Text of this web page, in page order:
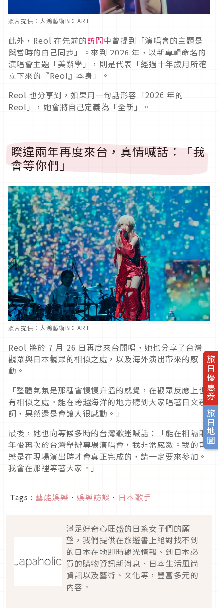
旅日優惠券
旅日地圖
照片提供：大鴻藝術BIG ART
此外，Reol 在先前的訪問中曾提到「演唱會的主題是
與當時的自己同步」。來到 2026 年，以新專輯命名的
演唱會主題「美辭學」，則是代表「經過十年歲月所確
立下來的『Reol』本身」。
Reol 也分享到，如果用一句話形容「2026 年的
Reol」，她會將自己定義為「全新」。
睽違兩年再度來台，真情喊話：「我
會等你們」
照片提供：大鴻藝術BIG ART
Reol 將於 7 月 26 日再度來台開唱，她也分享了台灣
觀眾與日本觀眾的相似之處，以及海外演出帶來的感
動。
「整體氣氛是那種會慢慢升溫的感覺，在觀眾反應上也
有相似之處。能在跨越海洋的地方聽到大家唱著日文歌
詞，果然還是會讓人很感動。」
最後，她也向等候多時的台灣歌迷喊話：「能在相隔兩
年後再次於台灣舉辦專場演唱會，我非常感激。我的音
樂是在現場演出時才會真正完成的，請一定要來參加。
我會在那裡等著大家。」
Tags : 藝能娛樂 、 娛樂訪談 、 日本歌手
滿足好奇心旺盛的日系女子們的願
望，我們提供在旅遊書上絕對找不到
的日本在地即時觀光情報、到日本必
買的購物資訊新消息、日本生活風尚
資訊以及藝術、文化等，豐富多元的
內容。